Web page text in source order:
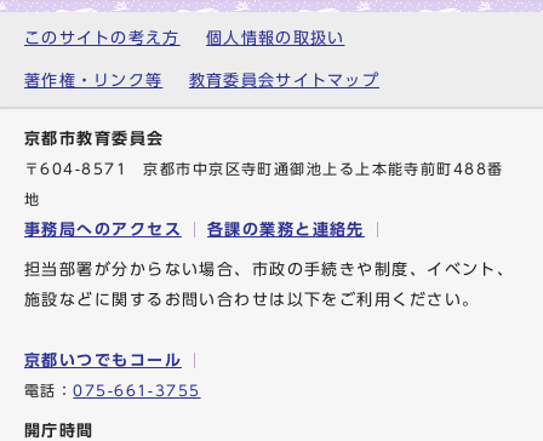
このサイトの考え方 個人情報の取扱い
著作権・リンク等 教育委員会サイトマップ
京都市教育委員会
〒604-8571 京都市中京区寺町通御池上る上本能寺前町488番
地
事務局へのアクセス 各課の業務と連絡先
担当部署が分からない場合、市政の手続きや制度、イベント、
施設などに関するお問い合わせは以下をご利用ください。
京都いつでもコール
電話：075-661-3755
開庁時間